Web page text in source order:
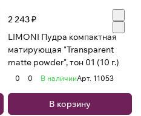
2 243 ₽
LIMONI Пудра компактная
матирующая "Transparent
matte powder", тон 01 (10 г.)
0 0 В наличииАрт. 11053
В корзину